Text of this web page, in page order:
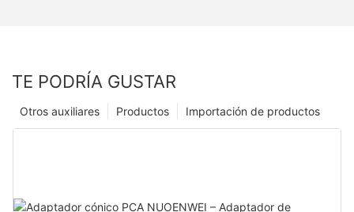
TE PODRÍA GUSTAR
Importación de productos
Productos
Otros auxiliares